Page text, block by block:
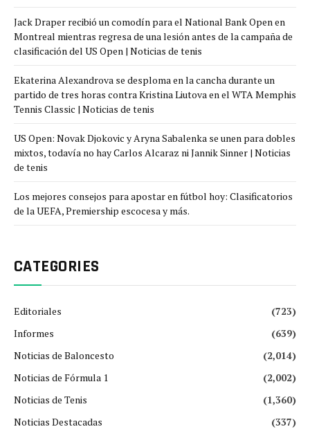
Jack Draper recibió un comodín para el National Bank Open en
Montreal mientras regresa de una lesión antes de la campaña de
clasificación del US Open | Noticias de tenis
Ekaterina Alexandrova se desploma en la cancha durante un
partido de tres horas contra Kristina Liutova en el WTA Memphis
Tennis Classic | Noticias de tenis
US Open: Novak Djokovic y Aryna Sabalenka se unen para dobles
mixtos, todavía no hay Carlos Alcaraz ni Jannik Sinner | Noticias
de tenis
Los mejores consejos para apostar en fútbol hoy: Clasificatorios
de la UEFA, Premiership escocesa y más.
CATEGORIES
Editoriales
(723)
Informes
(639)
Noticias de Baloncesto
(2,014)
Noticias de Fórmula 1
(2,002)
Noticias de Tenis
(1,360)
Noticias Destacadas
(337)